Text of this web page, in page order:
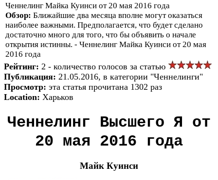
Ченнелинг Майка Куинси от 20 мая 2016 года
Обзор: Ближайшие два месяца вполне могут оказаться
наиболее важными. Предполагается, что будет сделано
достаточно много для того, что бы объявить о начале
открытия истинны. - Ченнелинг Майка Куинси от 20 мая
2016 года
Рейтинг: 2 - количество голосов за статью
Публикация: 21.05.2016, в категории "Ченнелинги"
Просмотр: эта статья прочитана 1302 раз
Location: Харьков
Ченнелинг Высшего Я от
20 мая 2016 года
Майк Куинси